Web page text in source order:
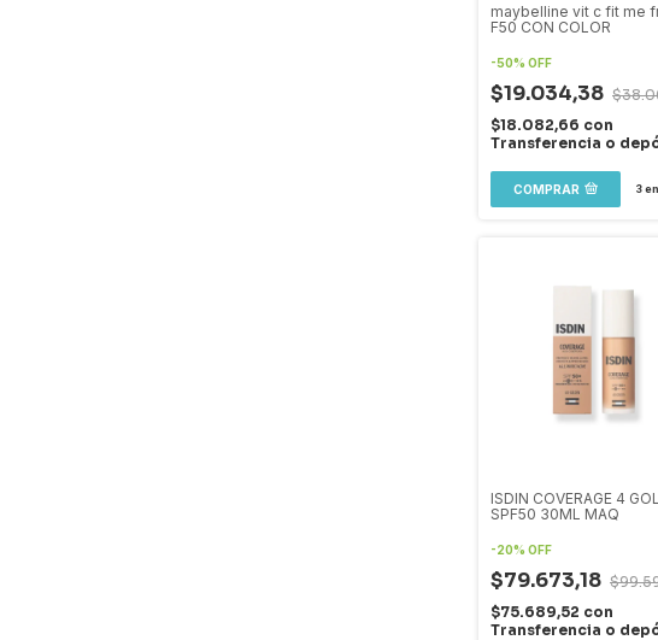
maybelline vit c fit me
F50 CON COLOR
-50% OFF
$19.034,38
$18.082,66 con
Transferencia o
COMPRAR 3
ISDIN COVERAGE 4
SPF50 30ML MAQ
-20% OFF
$79.673,18
$75.689,52 con
Transferencia o